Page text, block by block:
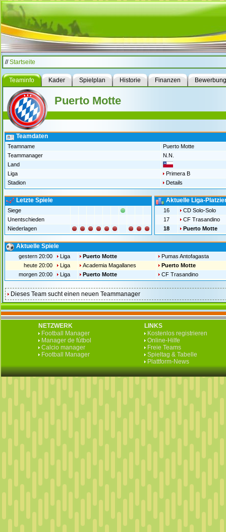
//Startseite
Teaminfo Kader Spielplan Historie Finanzen Bewerbung
Puerto Motte
Teamdaten
Teamname
Puerto Motte
Teammanager
N.N.
Land
Liga
Primera B
Stadion
Details
Letzte Spiele
Siege
Unentschieden
Niederlagen
Aktuelle Liga-
16
CD Solo-Solo
17
CF Trasandino
18
Puerto Motte
Aktuelle Spiele
gestern 20:00 Liga Puerto Motte
Pumas Antofagasta
heute 20:00
Liga Academia Magallanes
Puerto Motte
morgen 20:00
Liga Puerto Motte CF Trasandino
Dieses Team sucht einen neuen Teammanager
NETZWERK
Football Manager
Manager de fútbol
Calcio manager
Football Manager
LINKS
Kostenlos registrieren
Online-Hilfe
Freie Teams
Spieltag & Tabelle
Plattform-News